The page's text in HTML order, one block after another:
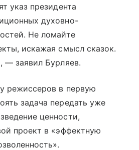
указ президента
духовно-
Не ломайте
искажая смысл сказок.
— заявил Бурляев.
режиссеров в первую
задача передать уже
ценности,
проект в «эффектную